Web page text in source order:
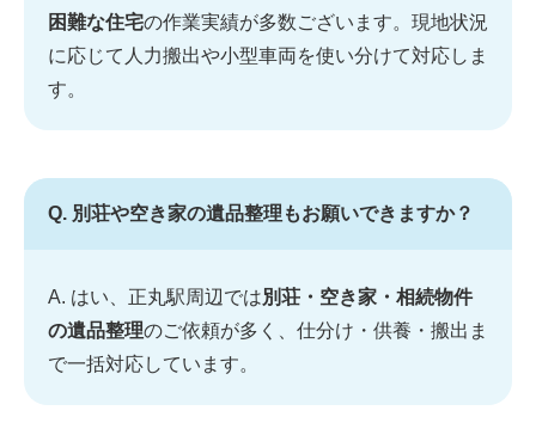
困難な住宅の作業実績が多数ございます。現地状況
に応じて人力搬出や小型車両を使い分けて対応しま
す。
Q. 別荘や空き家の遺品整理もお願いできますか？
A. はい、正丸駅周辺では別荘・空き家・相続物件
の遺品整理のご依頼が多く、仕分け・供養・搬出ま
で一括対応しています。